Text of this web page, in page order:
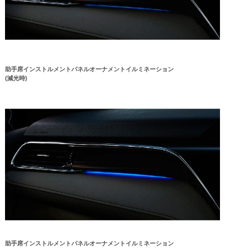
助手席インストルメントパネルオーナメントイルミネーション
(減光時)
助手席インストルメントパネルオーナメントイルミネーション